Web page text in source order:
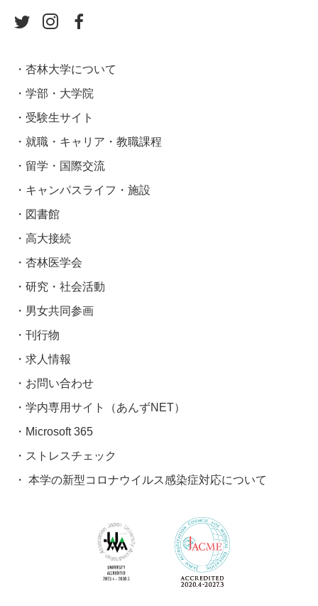
杏林大学について
学部・大学院
受験生サイト
就職・キャリア・教職課程
留学・国際交流
キャンパスライフ・施設
図書館
高大接続
杏林医学会
研究・社会活動
男女共同参画
刊行物
求人情報
お問い合わせ
学内専用サイト（あんずNET）
Microsoft 365
ストレスチェック
本学の新型コロナウイルス感染症対応について